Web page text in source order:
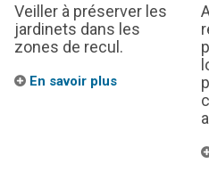
Veiller à préserver les
jardinets dans les
zones de recul.
En savoir plus